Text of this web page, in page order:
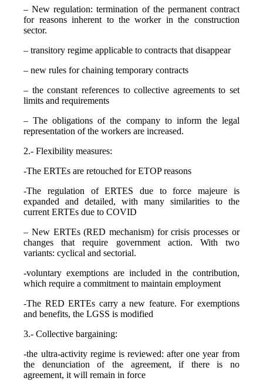
– New regulation: termination of the permanent contract
for reasons inherent to the worker in the construction
sector.
– transitory regime applicable to contracts that disappear
– new rules for chaining temporary contracts
– the constant references to collective agreements to set
limits and requirements
– The obligations of the company to inform the legal
representation of the workers are increased.
2.- Flexibility measures:
-The ERTEs are retouched for ETOP reasons
-The regulation of ERTES due to force majeure is
expanded and detailed, with many similarities to the
current ERTEs due to COVID
– New ERTEs (RED mechanism) for crisis processes or
changes that require government action. With two
variants: cyclical and sectorial.
-voluntary exemptions are included in the contribution,
which require a commitment to maintain employment
-The RED ERTEs carry a new feature. For exemptions
and benefits, the LGSS is modified
3.- Collective bargaining:
-the ultra-activity regime is reviewed: after one year from
the denunciation of the agreement, if there is no
agreement, it will remain in force